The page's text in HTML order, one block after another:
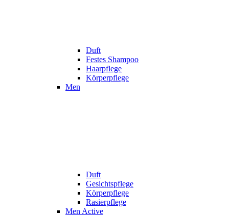
Duft
Festes Shampoo
Haarpflege
Körperpflege
Men
Duft
Gesichtspflege
Körperpflege
Rasierpflege
Men Active